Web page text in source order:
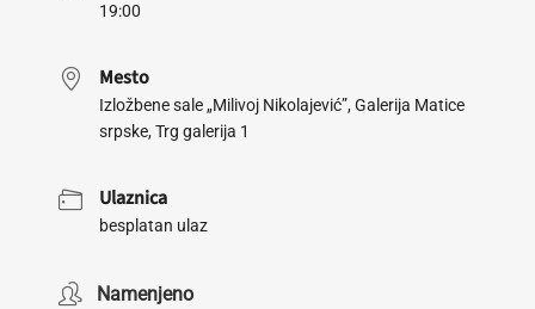
19:00
Mesto
Izložbene sale „Milivoj Nikolajević”, Galerija Matice
srpske, Trg galerija 1
Ulaznica
besplatan ulaz
Namenjeno